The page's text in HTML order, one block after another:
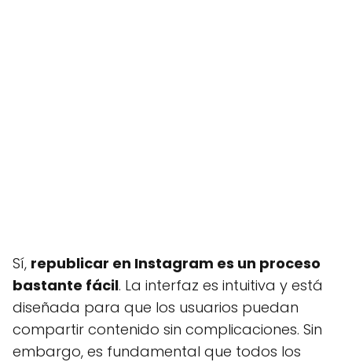
Sí, republicar en Instagram es un proceso
bastante fácil. La interfaz es intuitiva y está
diseñada para que los usuarios puedan
compartir contenido sin complicaciones. Sin
embargo, es fundamental que todos los